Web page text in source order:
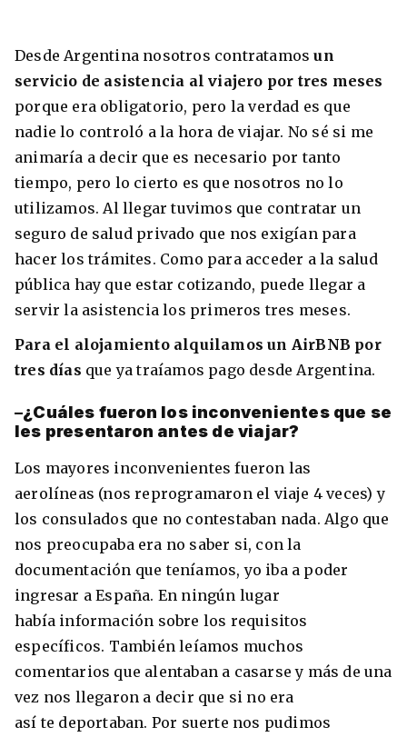
Desde Argentina nosotros contratamosun
servicio de asistencia al viajero por tres meses
porque era obligatorio, pero la verdad es que
nadie lo controló a la hora de viajar. No sé si me
animaría a decir que es necesario por tanto
tiempo, pero lo cierto es que nosotros no lo
utilizamos. Al llegar tuvimos que contratar un
seguro de salud privado que nos exigían para
hacer los trámites. Como para acceder a la salud
pública hay que estar cotizando, puede llegar a
servir la asistencia los primeros tres meses.
Para el alojamiento alquilamos un AirBNB por
tres días que ya traíamos pago desde Argentina.
–¿Cuáles fueron los inconvenientes que se
les presentaron antes de viajar?
Los mayores inconvenientes fueron las
aerolíneas (nos reprogramaron el viaje 4 veces) y
los consulados que no contestaban nada. Algo que
nos preocupaba era no saber si, con la
documentación que teníamos, yo iba a poder
ingresar a España. En ningún lugar
había información sobre los requisitos
específicos. También leíamos muchos
comentarios que alentaban a casarse y más de una
vez nos llegaron a decir que si no era
así te deportaban. Por suerte nos pudimos